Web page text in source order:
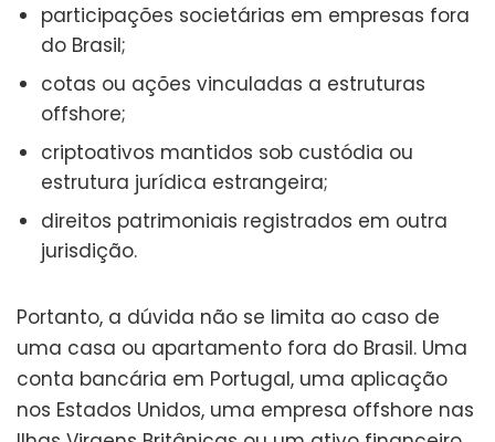
participações societárias em empresas fora
do Brasil;
cotas ou ações vinculadas a estruturas
offshore;
criptoativos mantidos sob custódia ou
estrutura jurídica estrangeira;
direitos patrimoniais registrados em outra
jurisdição.
Portanto, a dúvida não se limita ao caso de
uma casa ou apartamento fora do Brasil. Uma
conta bancária em Portugal, uma aplicação
nos Estados Unidos, uma empresa offshore nas